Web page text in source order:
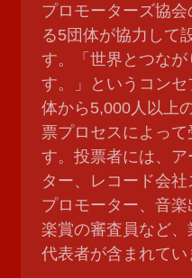
プロモーターズ協
る5団体が協力して
す。「世界とつな
す。」というコン
体から5,000人以上
票プロセスによっ
す。投票者には、
ター、レコード会
プロモーター、音
楽賞の審査員など
代表者が含まれてい